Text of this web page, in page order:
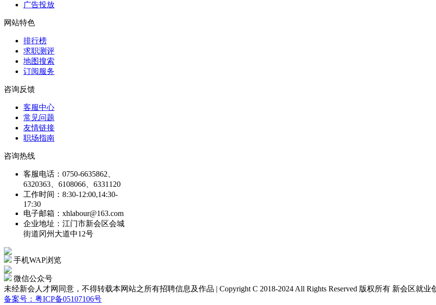
广告投放
网站特色
排行榜
求职测评
地图搜索
订阅服务
咨询反馈
客服中心
常见问题
友情链接
职场指南
咨询热线
客服电话：0750-6635862、
6320363、6108066、6331120
工作时间：8:30-12:00,14:30-
17:30
电子邮箱：xhlabour@163.com
企业地址：江门市新会区会城
街道冈州大道中12号
手机WAP浏览
微信公众号
未经新会人才网同意，不得转载本网站之所有招聘信息及作品 | Copyright C 2018-2024 All Rights Reserved 版权所有 新会区就业
备案号：粤ICP备05107106号